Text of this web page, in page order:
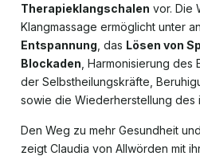
Therapieklangschalen vor. Die
Klangmassage ermöglicht unter
Entspannung , das Lösen von
Blockaden , Harmonisierung
der Selbstheilungskräfte,
sowie die Wiederherstellung des
Den Weg zu mehr Gesundheit
zeigt Claudia von Allwörden mit